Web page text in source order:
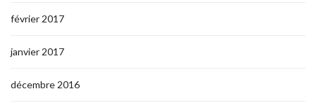
février 2017
janvier 2017
décembre 2016